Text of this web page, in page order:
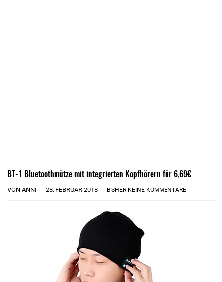
BT-1 Bluetoothmütze mit integrierten Kopfhörern für 6,69€
VON ANNI 28. FEBRUAR 2018 BISHER KEINE KOMMENTARE